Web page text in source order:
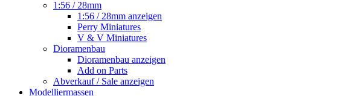
1:56 / 28mm
1:56 / 28mm anzeigen
Perry Miniatures
V & V Miniatures
Dioramenbau
Dioramenbau anzeigen
Add on Parts
Abverkauf / Sale anzeigen
Modelliermassen